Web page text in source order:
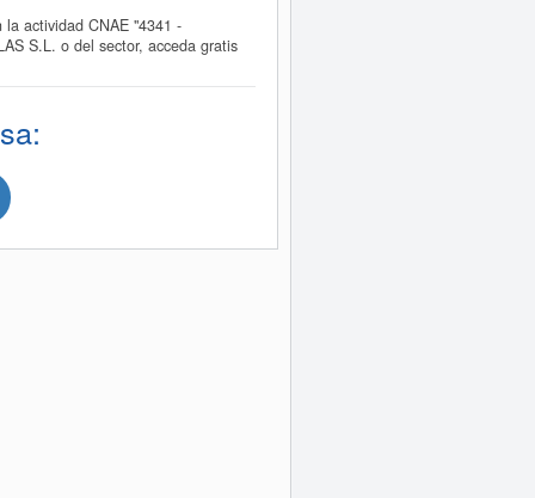
actividad CNAE "4341 -
S.L. o del sector, acceda gratis